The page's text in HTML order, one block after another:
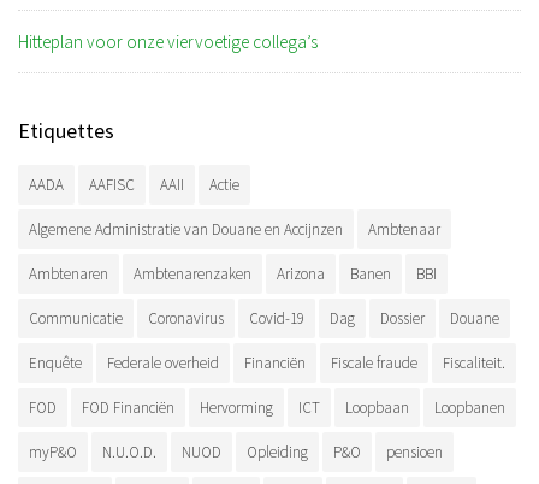
Hitteplan voor onze viervoetige collega’s
Etiquettes
AADA AAFISC AAII Actie
Algemene Administratie van Douane en Accijnzen Ambtenaar
Ambtenaren Ambtenarenzaken Arizona Banen BBI
Communicatie Coronavirus Covid-19 Dag Dossier Douane
Enquête Federale overheid Financiën Fiscale fraude Fiscaliteit.
FOD FOD Financiën Hervorming ICT Loopbaan Loopbanen
myP&O N.U.O.D. NUOD Opleiding P&O pensioen